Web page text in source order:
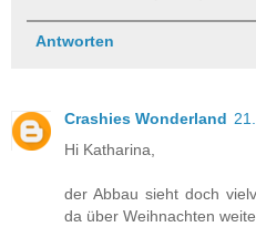
Antworten
Crashies Wonderland
Hi Katharina,
der Abbau sieht doch
da über Weihnachten